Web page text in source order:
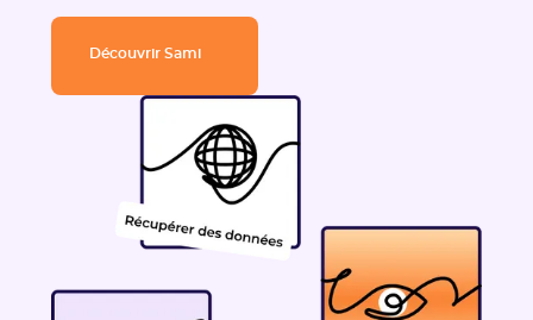
Découvrir Sami